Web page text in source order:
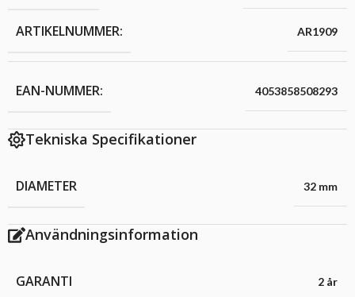
ARTIKELNUMMER: AR1909
EAN-NUMMER: 4053858508293
Tekniska Specifikationer
DIAMETER 32 mm
Användningsinformation
GARANTI 2 år